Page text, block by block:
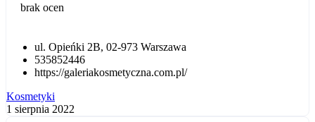
brak ocen
ul. Opieńki 2B, 02-973 Warszawa
535852446
https://galeriakosmetyczna.com.pl/
Kosmetyki
1 sierpnia 2022